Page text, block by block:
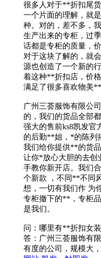
很多人对于**折扣尾
一个片面的理解，就
种。对的，差不多，
生产出来的专柜，过
话都是专柜的质量，
对于这块了解的，就
源也创造了一个新的
着这种**折扣店，价
满足了很多喜欢物美
广州三荟服饰有限公
的，我们的货品全部
强大的售前ks8凯发官
的后勤**姐，*的陈列
我们给你提供**的货
让你*放心大胆的去创
手教你新开店。我们
个新款 ，不同**不同
想，一切有我们作 为
专柜撤下的**，专柜
是我们。
问：哪里有**折扣女
答：广州三荟服饰有
有度的公司，规模大